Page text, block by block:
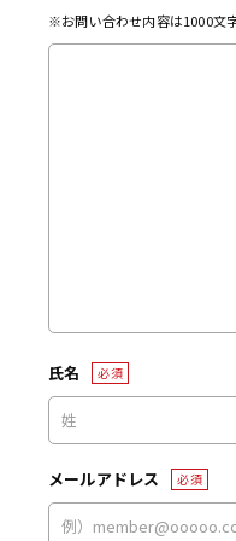
※お問い合わせ内容は1000文
氏名 必須
メールアドレス 必須